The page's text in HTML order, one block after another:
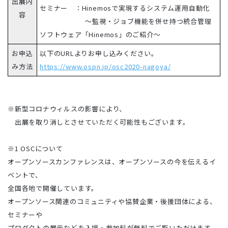
容
セミナー ：Hinemosで実現するシステム運用自動化
～監視・ジョブ機能を併せ持つ統合管理
ソフトウェア「Hinemos」のご紹介～
お申込
み方法
以下のURLよりお申し込みください。
https://www.ospn.jp/osc2020-nagoya/
※新型コロナウィルスの影響により、
出展を取り消しとさせていただく可能性もございます。
※1 OSCについて
オープンソースカンファレンスは、オープンソースの今を伝えるイ
ベントで、
全国各地で開催しています。
オープンソース関連のコミュニティや協賛企業・後援団体による、
セミナーや